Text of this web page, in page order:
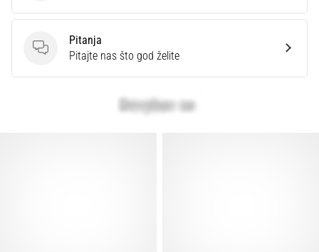
Pitanja
Pitanja
Pitajte nas što god želite